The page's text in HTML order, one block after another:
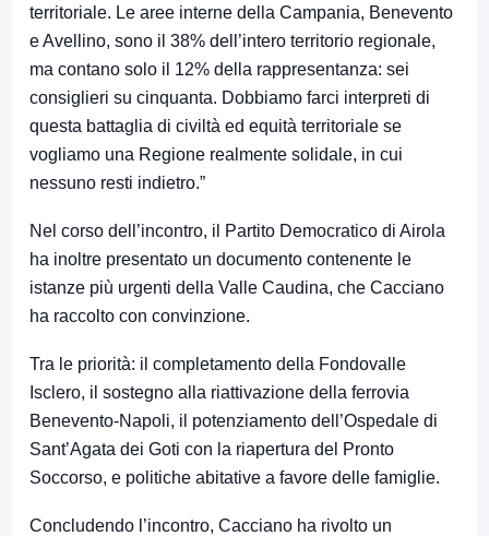
territoriale. Le aree interne della Campania, Benevento
e Avellino, sono il 38% dell’intero territorio regionale,
ma contano solo il 12% della rappresentanza: sei
consiglieri su cinquanta. Dobbiamo farci interpreti di
questa battaglia di civiltà ed equità territoriale se
vogliamo una Regione realmente solidale, in cui
nessuno resti indietro.”
Nel corso dell’incontro, il Partito Democratico di Airola
ha inoltre presentato un documento contenente le
istanze più urgenti della Valle Caudina, che Cacciano
ha raccolto con convinzione.
Tra le priorità: il completamento della Fondovalle
Isclero, il sostegno alla riattivazione della ferrovia
Benevento-Napoli, il potenziamento dell’Ospedale di
Sant’Agata dei Goti con la riapertura del Pronto
Soccorso, e politiche abitative a favore delle famiglie.
Concludendo l’incontro, Cacciano ha rivolto un